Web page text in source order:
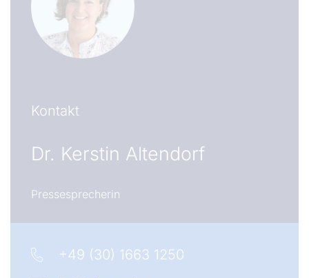
Kontakt
Dr. Kerstin Altendorf
Pressesprecherin
+49 (30) 1663 1250